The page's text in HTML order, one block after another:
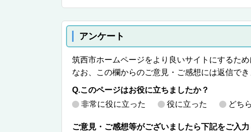
アンケート
筑西市ホームページをより良いサイトにするた
なお、この欄からのご意見・ご感想には返信でき
Q.このページはお役に立ちましたか？
非常に役に立った
役に立った どち
ご意見・ご感想等がございましたら下記をご入力